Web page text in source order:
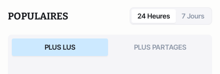
POPULAIRES 24 Heures 7 Jours
PLUS LUS PLUS PARTAGES